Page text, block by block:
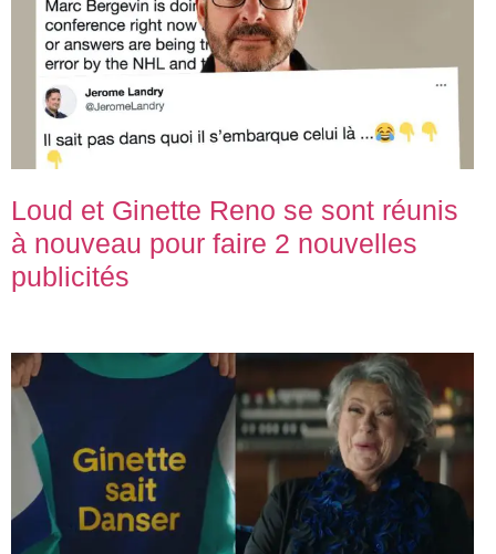
Loud et Ginette Reno se sont réunis
à nouveau pour faire 2 nouvelles
publicités